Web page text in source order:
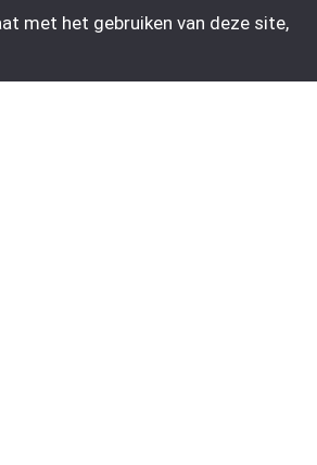
met het gebruiken van deze site,